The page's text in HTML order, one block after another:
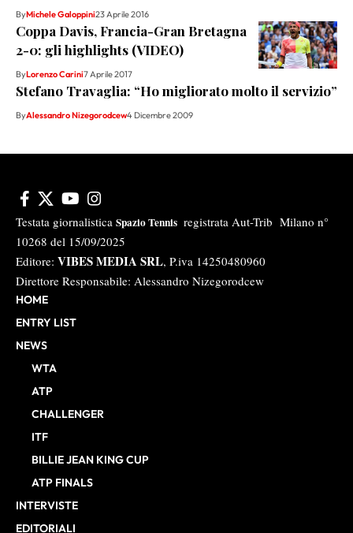
ByMichele Galoppini23 Aprile 2016
Coppa Davis, Francia-Gran Bretagna
2-0: gli highlights (VIDEO)
ByLorenzo Carini7 Aprile 2017
Stefano Travaglia: “Ho migliorato molto il servizio”
ByAlessandro Nizegorodcew4 Dicembre 2009
Testata giornalistica Spazio Tennis registrata Aut-Trib Milano n°
10268 del 15/09/2025
Editore: VIBES MEDIA SRL, P.iva 14250480960
Direttore Responsabile: Alessandro Nizegorodcew
HOME
ENTRY LIST
NEWS
WTA
ATP
CHALLENGER
ITF
BILLIE JEAN KING CUP
ATP FINALS
INTERVISTE
EDITORIALI